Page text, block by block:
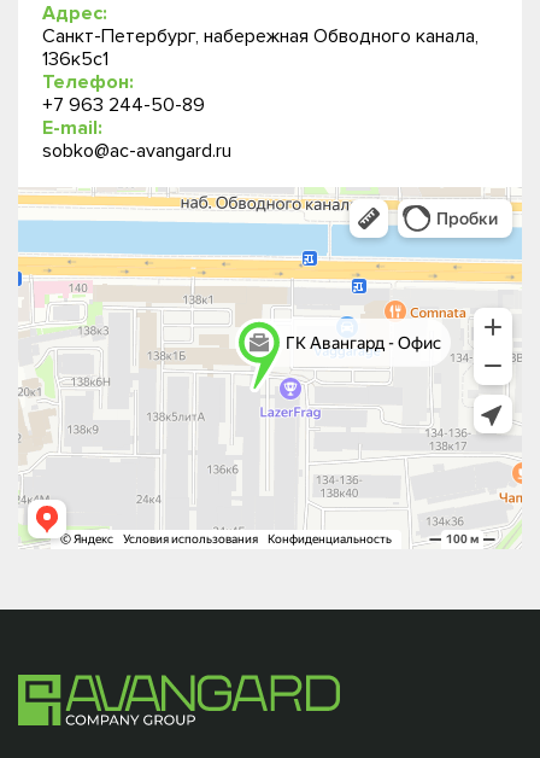
Адрес:
Санкт-Петербург, набережная Обводного канала,
136к5с1
Телефон:
+7 963 244-50-89
E-mail:
sobko@ac-avangard.ru